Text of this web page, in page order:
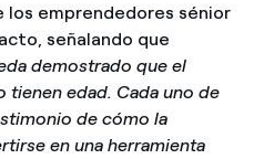
los emprendedores sénior
señalando que
demostrado que el
tienen edad. Cada uno de
de cómo la
en una herramienta